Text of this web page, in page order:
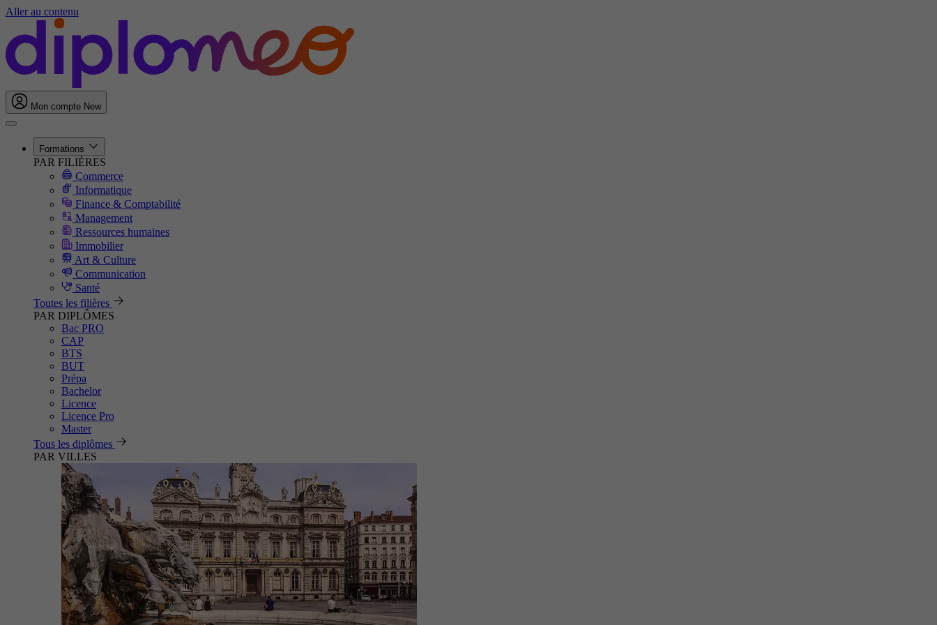
Aller au contenu
Mon compte New
Formations
PAR FILIÈRES
Commerce
Informatique
Finance & Comptabilité
Management
Ressources humaines
Immobilier
Art & Culture
Communication
Santé
Toutes les filières
PAR DIPLÔMES
Bac PRO
CAP
BTS
BUT
Prépa
Bachelor
Licence
Licence Pro
Master
Tous les diplômes
PAR VILLES